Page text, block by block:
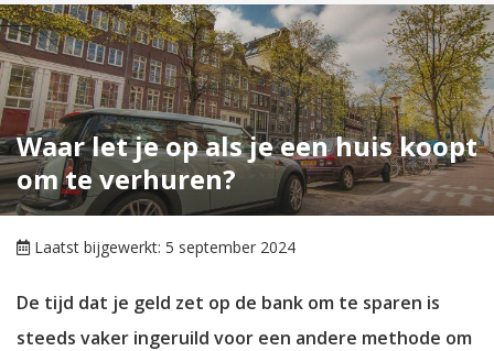
Waar let je op als je een huis koopt
om te verhuren?
Laatst bijgewerkt: 5 september 2024
De tijd dat je geld zet op de bank om te sparen is
steeds vaker ingeruild voor een andere methode om